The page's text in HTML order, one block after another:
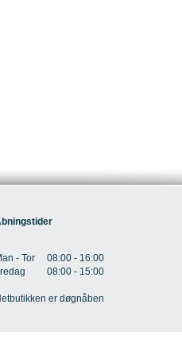
- Tor 08:00 - 16:00
08:00 - 15:00
er døgnåben